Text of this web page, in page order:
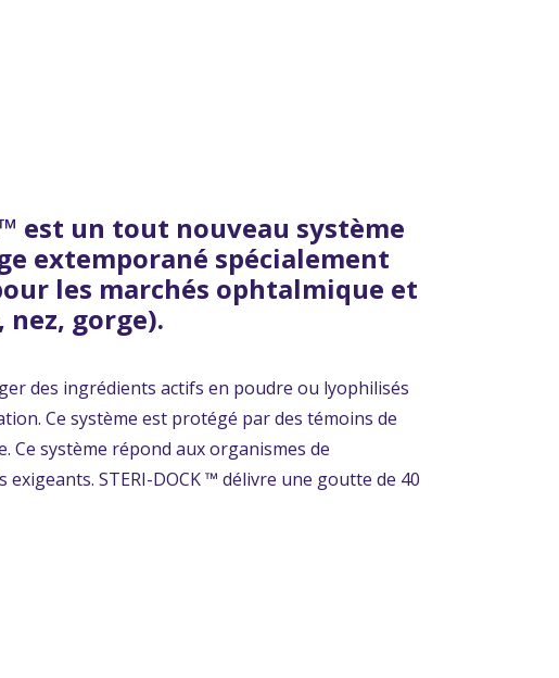
est un tout nouveau système
extemporané spécialement
les marchés ophtalmique et
nez, gorge).
des ingrédients actifs en poudre ou lyophilisés
Ce système est protégé par des témoins de
Ce système répond aux organismes de
exigeants. STERI-DOCK ™ délivre une goutte de 40